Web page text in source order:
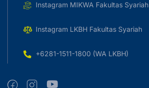
Instagram MIKWA Fakultas Syariah
Instagram LKBH Fakultas Syariah
+6281-1511-1800 (WA LKBH)